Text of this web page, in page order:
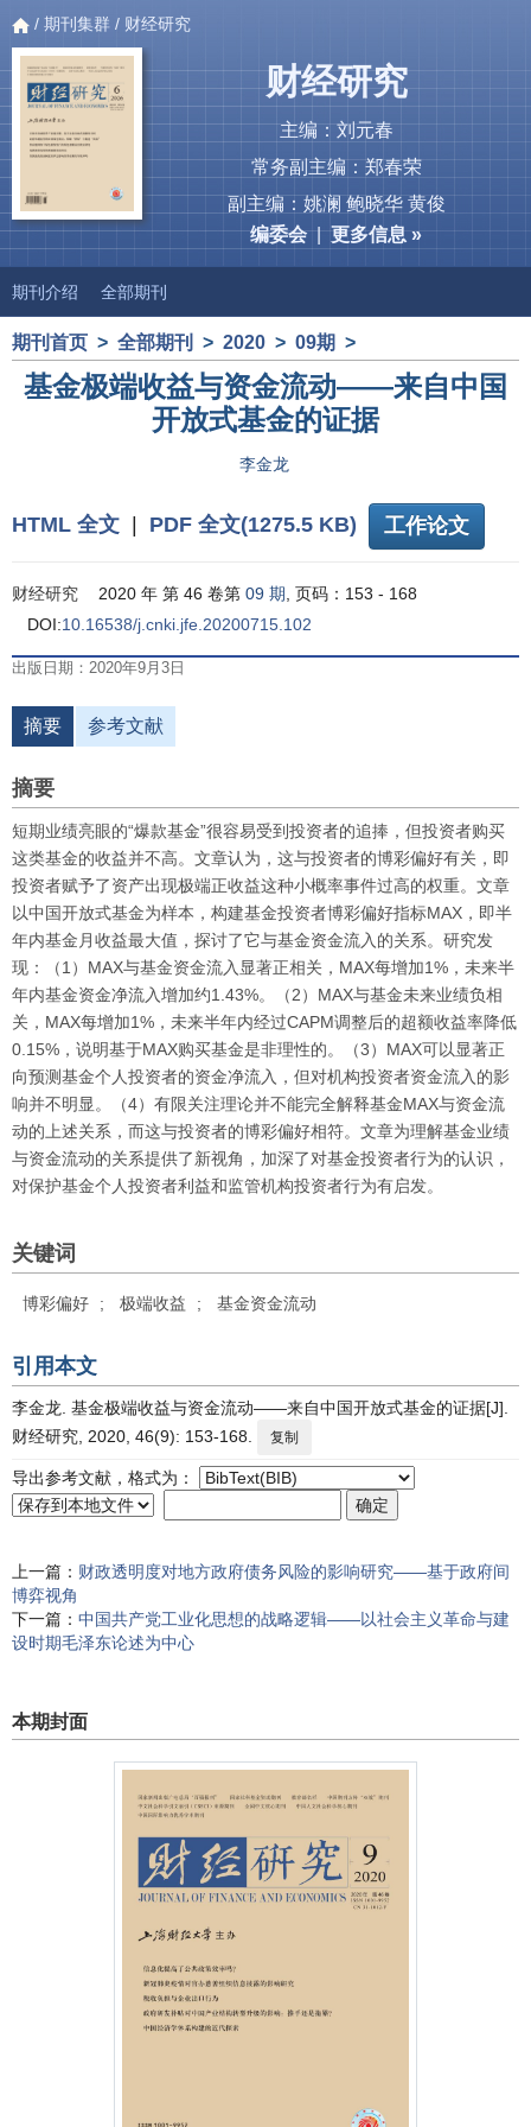
/ 期刊集群 / 财经研究
财经研究
主编：刘元春
常务副主编：郑春荣
副主编：姚澜 鲍晓华 黄俊
编委会|更多信息 »
期刊介绍 全部期刊
期刊首页 > 全部期刊 > 2020 > 09期 >
基金极端收益与资金流动——来自中国
开放式基金的证据
李金龙
HTML 全文 PDF 全文(1275.5 KB) 工作论文
财经研究 2020 年 第 46 卷第 09 期 , 页码：153 - 168
DOI:10.16538/j.cnki.jfe.20200715.102
出版日期：2020年9月3日
摘要 参考文献
摘要
短期业绩亮眼的“爆款基金”很容易受到投资者的追捧，但投资者购买
这类基金的收益并不高。文章认为，这与投资者的博彩偏好有关，即
投资者赋予了资产出现极端正收益这种小概率事件过高的权重。文章
以中国开放式基金为样本，构建基金投资者博彩偏好指标MAX，即半
年内基金月收益最大值，探讨了它与基金资金流入的关系。研究发
现：（1）MAX与基金资金流入显著正相关，MAX每增加1%，未来半
年内基金资金净流入增加约1.43%。（2）MAX与基金未来业绩负相
关，MAX每增加1%，未来半年内经过CAPM调整后的超额收益率降低
0.15%，说明基于MAX购买基金是非理性的。（3）MAX可以显著正
向预测基金个人投资者的资金净流入，但对机构投资者资金流入的影
响并不明显。（4）有限关注理论并不能完全解释基金MAX与资金流
动的上述关系，而这与投资者的博彩偏好相符。文章为理解基金业绩
与资金流动的关系提供了新视角，加深了对基金投资者行为的认识，
对保护基金个人投资者利益和监管机构投资者行为有启发。
关键词
博彩偏好 ; 极端收益 ; 基金资金流动
引用本文
李金龙. 基金极端收益与资金流动——来自中国开放式基金的证据[J].
财经研究, 2020, 46(9): 153-168.
复制
导出参考文献，格式为：
上一篇： 财政透明度对地方政府债务风险的影响研究——基于政府间
博弈视角
下一篇： 中国共产党工业化思想的战略逻辑——以社会主义革命与建
设时期毛泽东论述为中心
本期封面